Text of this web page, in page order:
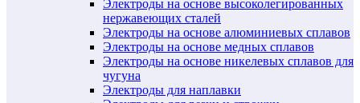
Электроды на основе высоколегированных
нержавеющих сталей
Электроды на основе алюминиевых сплавов
Электроды на основе медных сплавов
Электроды на основе никелевых сплавов для
чугуна
Электроды для наплавки